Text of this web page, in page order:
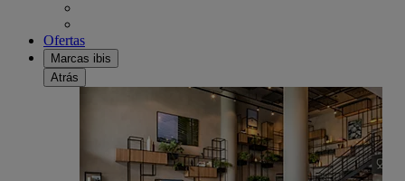
Ofertas
Marcas ibis
Atrás